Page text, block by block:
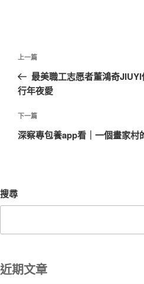
文
導
覽
上
一
篇
章
上一篇
最美職工志愿者董鴻奇
行年夜愛
下
一
下一篇
深察專包養app看｜一個畫家村
搜尋
近期文章